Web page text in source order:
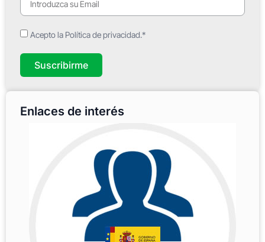
Acepto la Política de privacidad.*
Suscribirme
Enlaces de interés